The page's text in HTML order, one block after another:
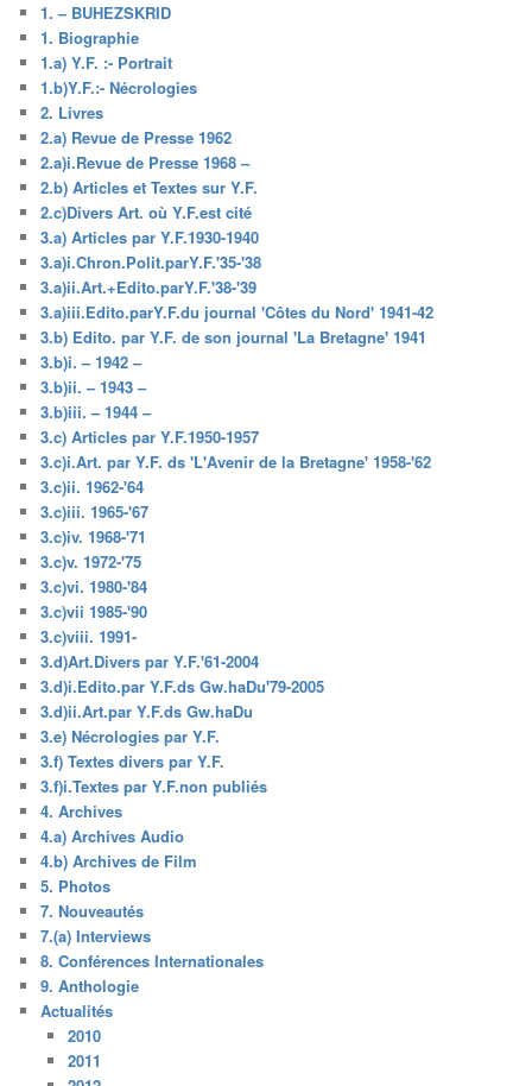
1. – BUHEZSKRID
1. Biographie
1.a) Y.F. :- Portrait
1.b)Y.F.:- Nécrologies
2. Livres
2.a) Revue de Presse 1962
2.a)i.Revue de Presse 1968 –
2.b) Articles et Textes sur Y.F.
2.c)Divers Art. où Y.F.est cité
3.a) Articles par Y.F.1930-1940
3.a)i.Chron.Polit.parY.F.'35-'38
3.a)ii.Art.+Edito.parY.F.'38-'39
3.a)iii.Edito.parY.F.du journal 'Côtes du Nord' 1941-42
3.b) Edito. par Y.F. de son journal 'La Bretagne' 1941
3.b)i. – 1942 –
3.b)ii. – 1943 –
3.b)iii. – 1944 –
3.c) Articles par Y.F.1950-1957
3.c)i.Art. par Y.F. ds 'L'Avenir de la Bretagne' 1958-'62
3.c)ii. 1962-'64
3.c)iii. 1965-'67
3.c)iv. 1968-'71
3.c)v. 1972-'75
3.c)vi. 1980-'84
3.c)vii 1985-'90
3.c)viii. 1991-
3.d)Art.Divers par Y.F.'61-2004
3.d)i.Edito.par Y.F.ds Gw.haDu'79-2005
3.d)ii.Art.par Y.F.ds Gw.haDu
3.e) Nécrologies par Y.F.
3.f) Textes divers par Y.F.
3.f)i.Textes par Y.F.non publiés
4. Archives
4.a) Archives Audio
4.b) Archives de Film
5. Photos
7. Nouveautés
7.(a) Interviews
8. Conférences Internationales
9. Anthologie
Actualités
2010
2011